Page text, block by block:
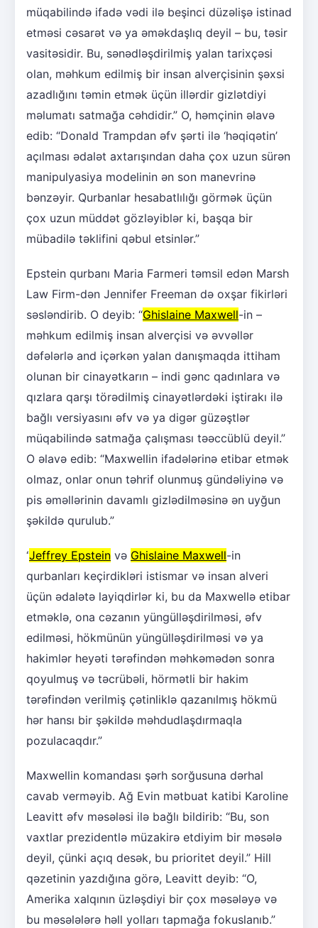
müqabilində ifadə vədi ilə beşinci düzəlişə istinad
etməsi cəsarət və ya əməkdaşlıq deyil – bu, təsir
vasitəsidir. Bu, sənədləşdirilmiş yalan tarixçəsi
olan, məhkum edilmiş bir insan alverçisinin şəxsi
azadlığını təmin etmək üçün illərdir gizlətdiyi
məlumatı satmağa cəhdidir.” O, həmçinin əlavə
edib: “Donald Trampdan əfv şərti ilə ‘həqiqətin’
açılması ədalət axtarışından daha çox uzun sürən
manipulyasiya modelinin ən son manevrinə
bənzəyir. Qurbanlar hesabatlılığı görmək üçün
çox uzun müddət gözləyiblər ki, başqa bir
mübadilə təklifini qəbul etsinlər.”
Epstein qurbanı Maria Farmeri təmsil edən Marsh
Law Firm-dən Jennifer Freeman də oxşar fikirləri
səsləndirib. O deyib: “Ghislaine Maxwell-in –
məhkum edilmiş insan alverçisi və əvvəllər
dəfələrlə and içərkən yalan danışmaqda ittiham
olunan bir cinayətkarın – indi gənc qadınlara və
qızlara qarşı törədilmiş cinayətlərdəki iştirakı ilə
bağlı versiyasını əfv və ya digər güzəştlər
müqabilində satmağa çalışması təəccüblü deyil.”
O əlavə edib: “Maxwellin ifadələrinə etibar etmək
olmaz, onlar onun təhrif olunmuş gündəliyinə və
pis əməllərinin davamlı gizlədilməsinə ən uyğun
şəkildə qurulub.”
“Jeffrey Epstein və Ghislaine Maxwell-in
qurbanları keçirdikləri istismar və insan alveri
üçün ədalətə layiqdirlər ki, bu da Maxwellə etibar
etməklə, ona cəzanın yüngülləşdirilməsi, əfv
edilməsi, hökmünün yüngülləşdirilməsi və ya
hakimlər heyəti tərəfindən məhkəmədən sonra
qoyulmuş və təcrübəli, hörmətli bir hakim
tərəfindən verilmiş çətinliklə qazanılmış hökmü
hər hansı bir şəkildə məhdudlaşdırmaqla
pozulacaqdır.”
Maxwellin komandası şərh sorğusuna dərhal
cavab verməyib. Ağ Evin mətbuat katibi Karoline
Leavitt əfv məsələsi ilə bağlı bildirib: “Bu, son
vaxtlar prezidentlə müzakirə etdiyim bir məsələ
deyil, çünki açıq desək, bu prioritet deyil.” Hill
qəzetinin yazdığına görə, Leavitt deyib: “O,
Amerika xalqının üzləşdiyi bir çox məsələyə və
bu məsələlərə həll yolları tapmağa fokuslanıb.”